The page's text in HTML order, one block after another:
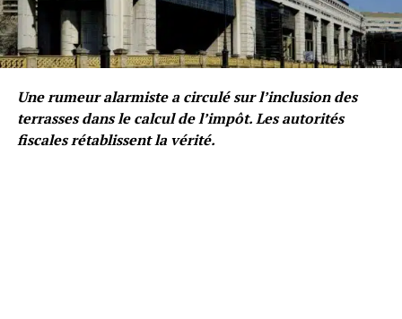
Une rumeur alarmiste a circulé sur l’inclusion des
terrasses dans le calcul de l’impôt. Les autorités
fiscales rétablissent la vérité.